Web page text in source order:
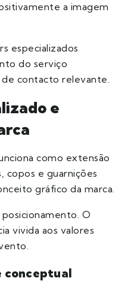
a imagem
especializados
do serviço
contacto relevante.
e
como extensão
copos e guarnições
gráfico da marca.
O
vivida aos valores
conceptual